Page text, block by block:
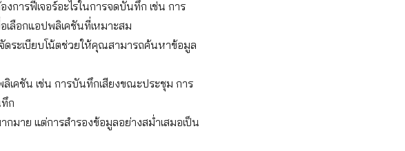
ารฟีเจอร์อะไรในการจดบันทึก เช่น การ
ลือกแอปพลิเคชันที่เหมาะสม
ระเบียบโน้ตช่วยให้คุณสามารถค้นหาข้อมูล
เคชัน เช่น การบันทึกเสียงขณะประชุม การ
ก
าย แต่การสำรองข้อมูลอย่างสม่ำเสมอเป็น